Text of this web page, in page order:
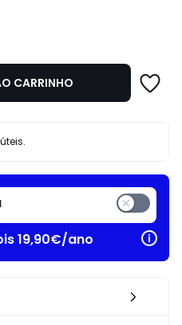
CARRINHO
19,90€/ano